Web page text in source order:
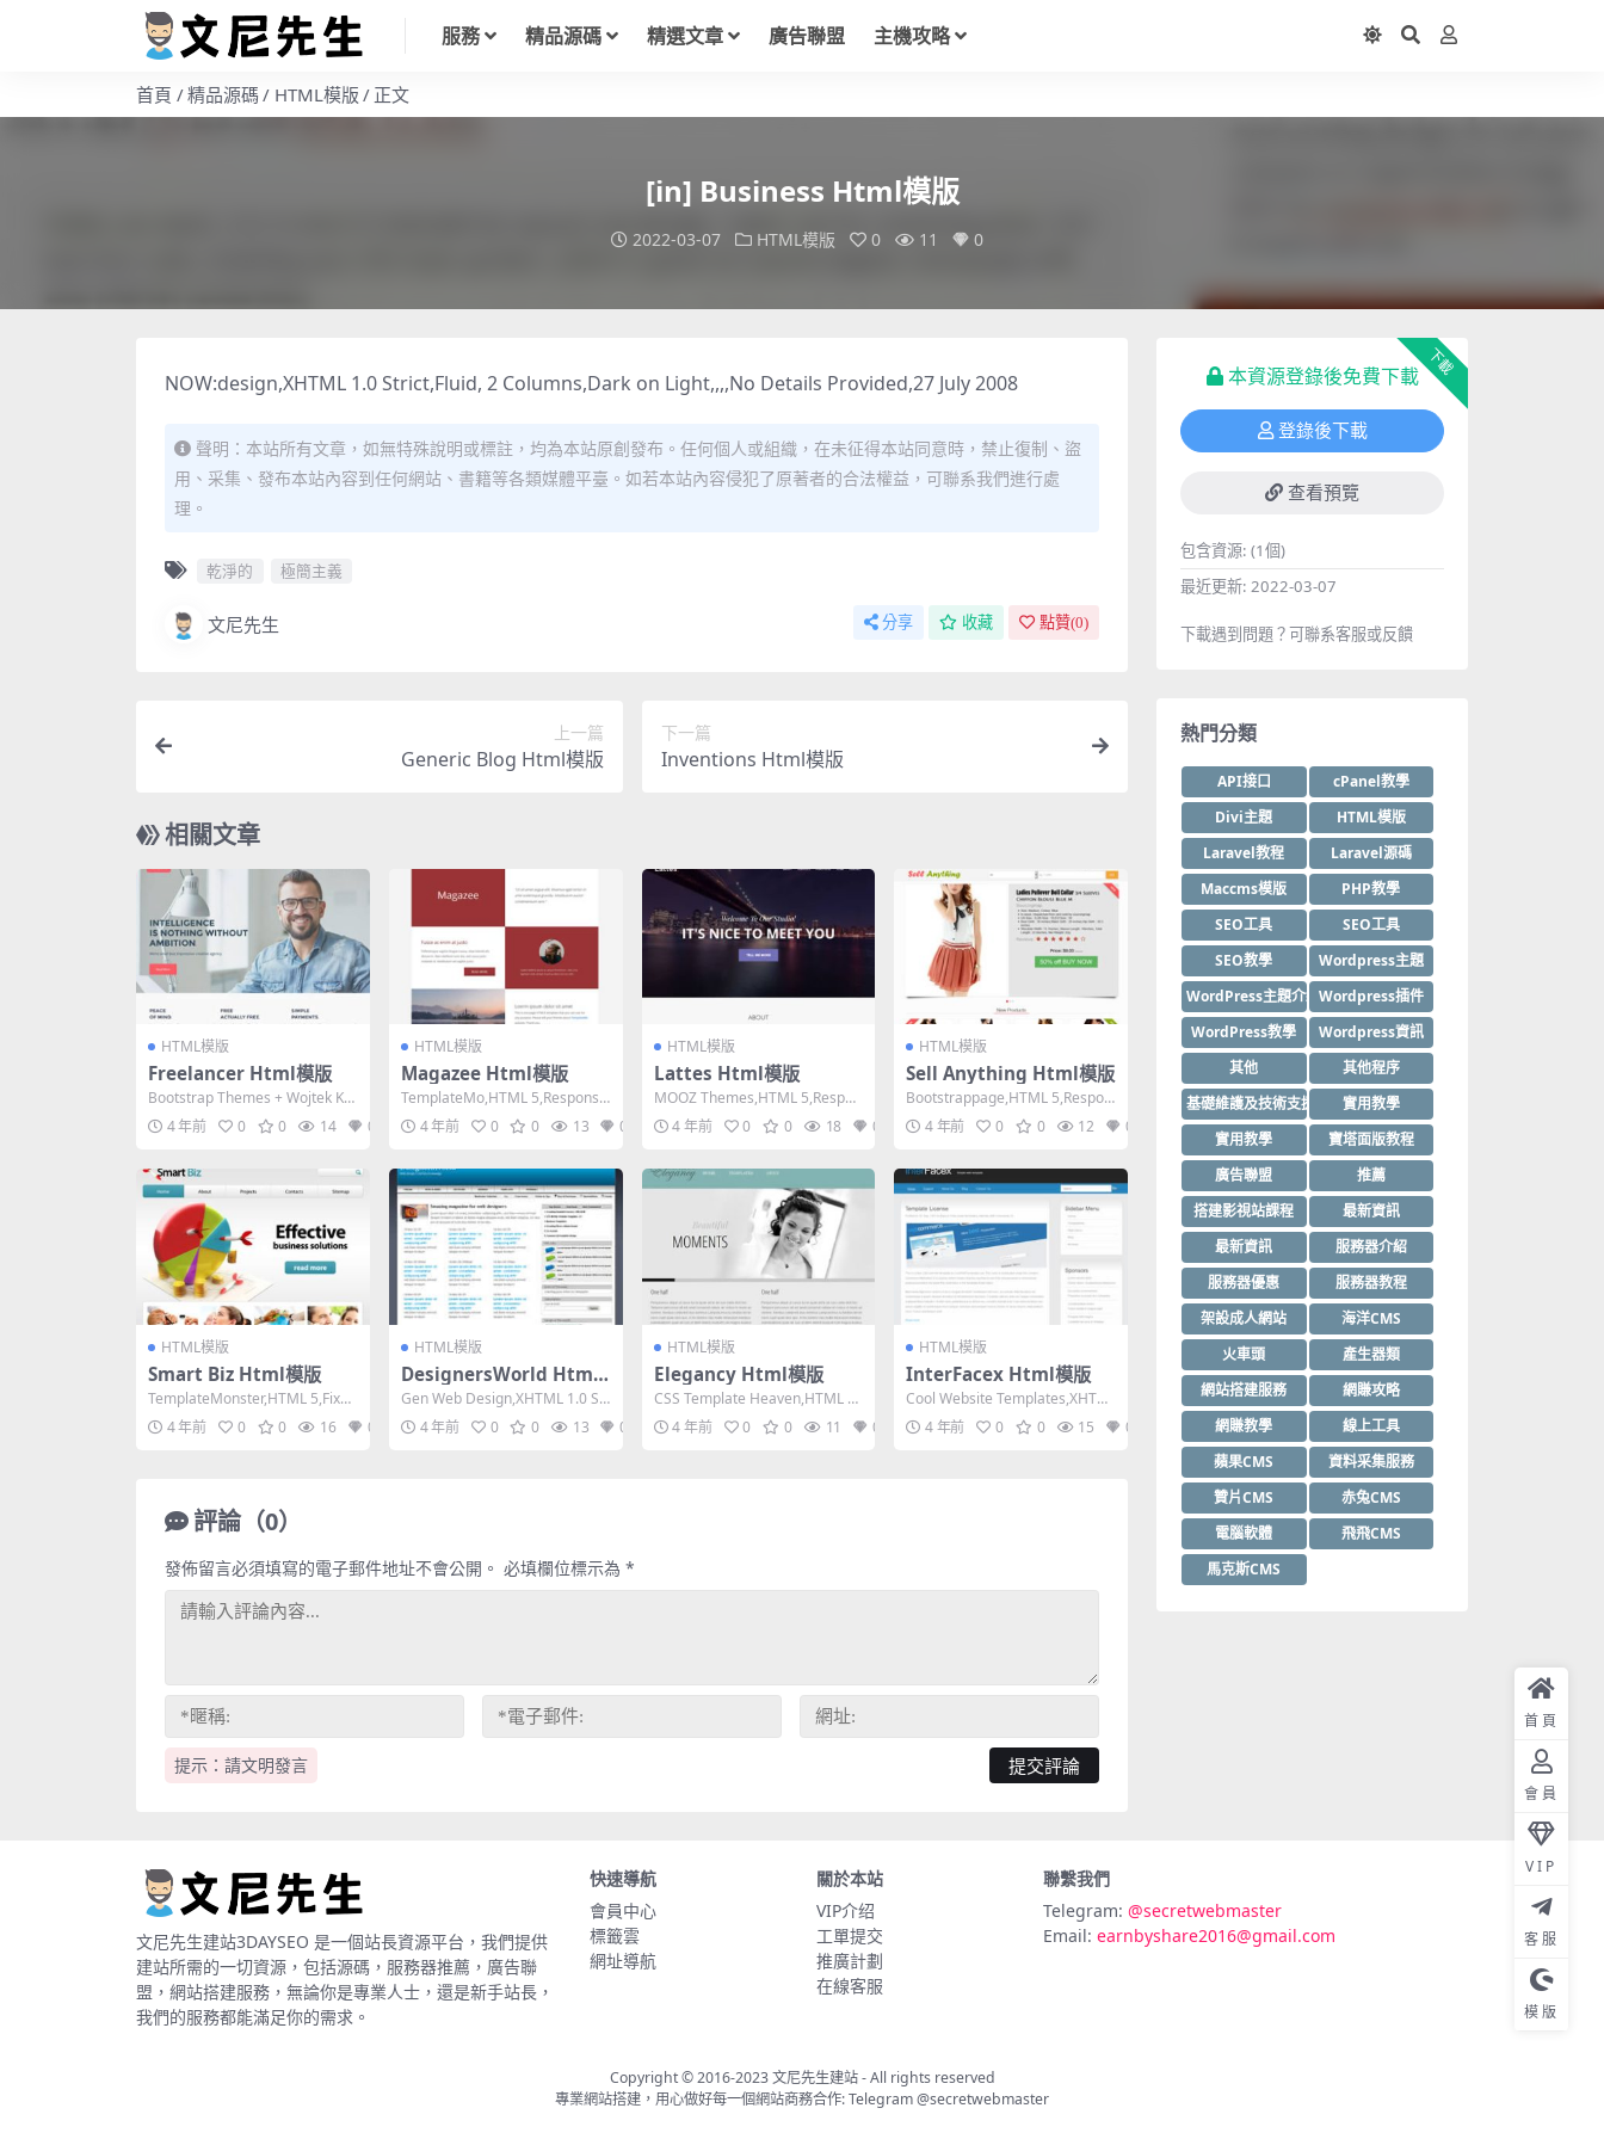
服務 精品源碼 精選文章 廣告聯盟 主機攻略
首頁 精品源碼 HTML模版 正文
[in] Business Html模版
2022-03-07 HTML模版 0 11 0
NOW:design,XHTML 1.0 Strict,Fluid, 2 Columns,Dark on Light,,,,No Details Provided,27 July 2008
聲明：本站所有文章，如無特殊說明或標註，均為本站原創發布。任何個人或組織，在未征得本站同意時，禁止復制、盜
用、采集、發布本站內容到任何網站、書籍等各類媒體平臺。如若本站內容侵犯了原著者的合法權益，可聯系我們進行處
理。
乾淨的 極簡主義
文尼先生 分享 收藏 點贊(0)
上一篇
Generic Blog Html模版
下一篇
Inventions Html模版
相關文章
HTML模版
Freelancer Html模版
Bootstrap Themes + Wojtek Kw
iatkowski,HT...
4 年前 0 0 14 0
HTML模版
Magazee Html模版
TemplateMo,HTML 5,Responsiv
e, 2 Columns,...
4 年前 0 0 13 0
HTML模版
Lattes Html模版
MOOZ Themes,HTML 5,Respon
sive, 4 Columns...
4 年前 0 0 18 0
HTML模版
Sell Anything Html模版
Bootstrappage,HTML 5,Respon
sive, 4 Colum...
4 年前 0 0 12 0
HTML模版
Smart Biz Html模版
TemplateMonster,HTML 5,Fixed
Width, 2 Co...
4 年前 0 0 16 0
HTML模版
DesignersWorld Html
模版
Gen Web Design,XHTML 1.0 Str
ict,Fixed Wi...
4 年前 0 0 13 0
HTML模版
Elegancy Html模版
CSS Template Heaven,HTML 5,
Fixed Width, ...
4 年前 0 0 11 0
HTML模版
InterFacex Html模版
Cool Website Templates,XHTM
L 1.0 Transit...
4 年前 0 0 15 0
評論（0）
提示：請文明發言
發佈留言必須填寫的電子郵件地址不會公開。 必填欄位標示為 *
下載
本資源登錄後免費下載
登錄後下載
查看預覽
包含資源: (1個)
最近更新: 2022-03-07
下載遇到問題？可聯系客服或反饋
熱門分類
API接口
cPanel教學
Divi主題
HTML模版
Laravel教程
Laravel源碼
Maccms模版
PHP教學
SEO工具
SEO工具
SEO教學
Wordpress主題
WordPress主題介紹Wordpress插件
WordPress教學
Wordpress資訊
其他
其他程序
基礎維護及技術支援
實用教學
實用教學
寶塔面版教程
廣告聯盟
推薦
搭建影視站課程
最新資訊
最新資訊
服務器介紹
服務器優惠
服務器教程
架設成人網站
海洋CMS
火車頭
產生器類
網站搭建服務
網賺攻略
網賺教學
線上工具
蘋果CMS
資料采集服務
贊片CMS
赤兔CMS
電腦軟體
飛飛CMS
馬克斯CMS
文尼先生建站3DAYSEO 是一個站長資源平台，我們提供
建站所需的一切資源，包括源碼，服務器推薦，廣告聯
盟，網站搭建服務，無論你是專業人士，還是新手站長，
我們的服務都能滿足你的需求。
快速導航
會員中心
標籤雲
網址導航
關於本站
VIP介绍
工單提交
推廣計劃
在線客服
聯繫我們
Telegram: @secretwebmaster
Email: earnbyshare2016@gmail.com
Copyright © 2016-2023文尼先生建站- All rights reserved
專業網站搭建，用心做好每一個網站商務合作: Telegram@secretwebmaster
首頁
會員
VIP
客服
模版